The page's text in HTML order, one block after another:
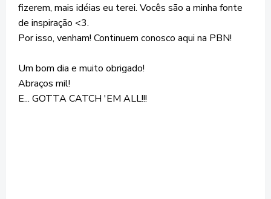
fizerem, mais idéias eu terei. Vocês são a minha fonte
de inspiração <3.
Por isso, venham! Continuem conosco aqui na PBN!
Um bom dia e muito obrigado!
Abraços mil!
E... GOTTA CATCH 'EM ALL!!!